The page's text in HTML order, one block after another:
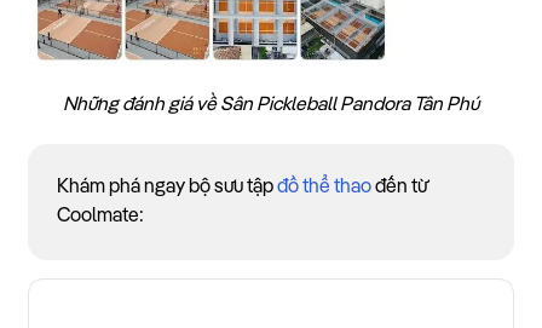
Những đánh giá về Sân Pickleball Pandora Tân Phú
Khám phá ngay bộ sưu tậpđồ thể thaođến từ
Coolmate: